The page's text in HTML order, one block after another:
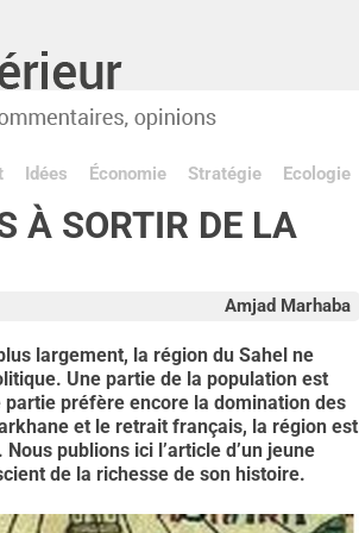
Idées Économie Stratégie Ecologie
À SORTIR DE LA
Amjad Marhaba
largement, la région du Sahel ne
Une partie de la population est
préfère encore la domination des
et le retrait français, la région est
publions ici l’article d’un jeune
de la richesse de son histoire.